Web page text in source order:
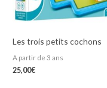
Les trois petits cochons
A partir de 3 ans
25,00€